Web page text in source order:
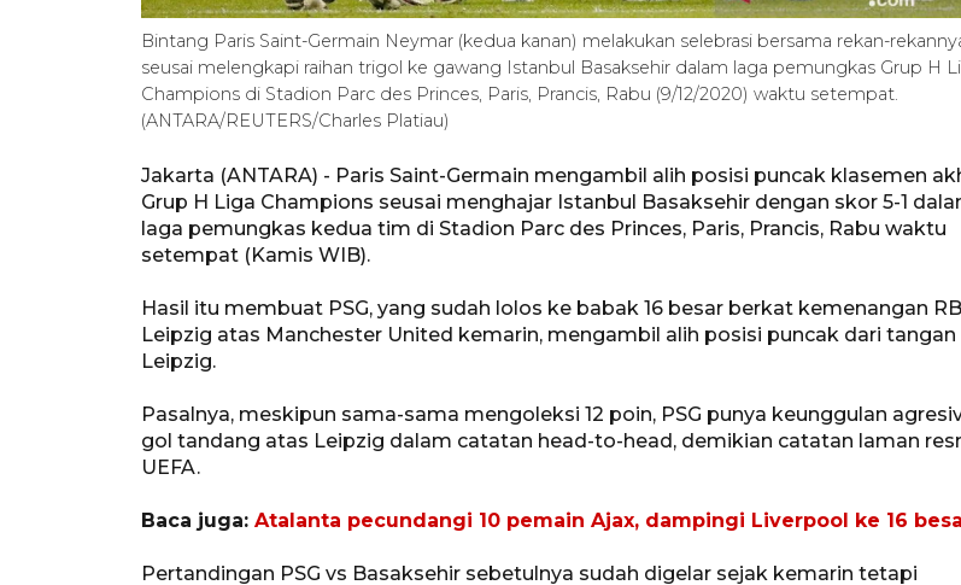
Bintang Paris Saint-Germain Neymar (kedua kanan) melakukan selebrasi bersama rekan-
seusai melengkapi raihan trigol ke gawang Istanbul Basaksehir dalam laga pemungkas Grup H
Champions di Stadion Parc des Princes, Paris, Prancis, Rabu (9/12/2020) waktu setempat.
(ANTARA/REUTERS/Charles Platiau)
Jakarta (ANTARA) - Paris Saint-Germain mengambil alih posisi puncak klasemen
Grup H Liga Champions seusai menghajar Istanbul Basaksehir dengan skor 5-1
laga pemungkas kedua tim di Stadion Parc des Princes, Paris, Prancis, Rabu waktu
setempat (Kamis WIB).
Hasil itu membuat PSG, yang sudah lolos ke babak 16 besar berkat kemenangan RB
Leipzig atas Manchester United kemarin, mengambil alih posisi puncak dari tangan
Leipzig.
Pasalnya, meskipun sama-sama mengoleksi 12 poin, PSG punya keunggulan
gol tandang atas Leipzig dalam catatan head-to-head, demikian catatan laman
UEFA.
Baca juga: Atalanta pecundangi 10 pemain Ajax, dampingi Liverpool ke 16
Pertandingan PSG vs Basaksehir sebetulnya sudah digelar sejak kemarin tetapi